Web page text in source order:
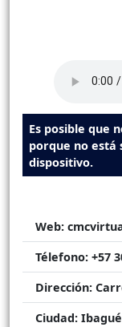
Es posible que
porque no
dispositivo.
Web:
Télefono: +57
Dirección:
Ciudad: Ibagué